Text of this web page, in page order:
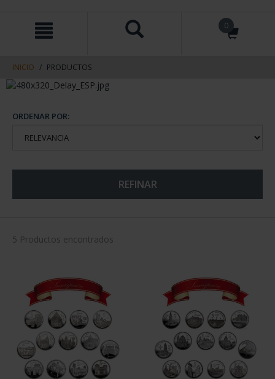
contenido
navegacin
0
INICIO PRODUCTOS
ORDENAR POR:
REFINAR
5 Productos encontrados